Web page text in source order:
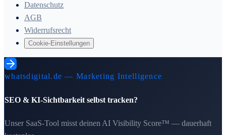
Datenschutz
AGB
Widerrufsrecht
Cookie-Einstellungen
whatsdigital.de — Marketing Intelligence
SEO & KI-Sichtbarkeit selbst tracken?
Unser SaaS-Tool misst deinen AI Visibility Score™ — dauerhaft